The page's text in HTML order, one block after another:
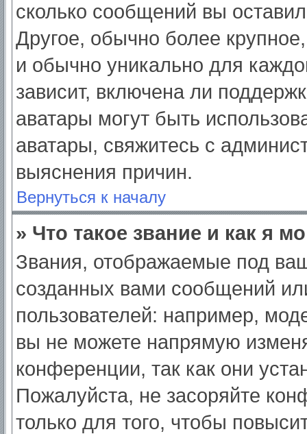
сколько сообщений вы
Другое, обычно более
и обычно уникально для
зависит, включена ли
аватары могут быть
аватары, свяжитесь с
выяснения причин.
Вернуться к началу
» Что такое звание и как я
Звания, отображаемые под
созданных вами сообщений
пользователей: например,
вы не можете напрямую
конференции, так как они
Пожалуйста, не засоряйте
только для того, чтобы